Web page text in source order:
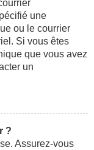
une
ou le courrier
Si vous êtes
que vous avez
un
?
Assurez-vous